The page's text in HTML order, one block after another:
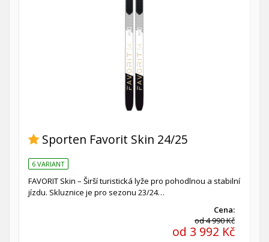
Sporten Favorit Skin 24/25
6 VARIANT
FAVORIT Skin – Širší turistická lyže pro pohodlnou a stabilní
jízdu. Skluznice je pro sezonu 23/24…
Cena:
od 4 990 Kč
od 3 992 Kč